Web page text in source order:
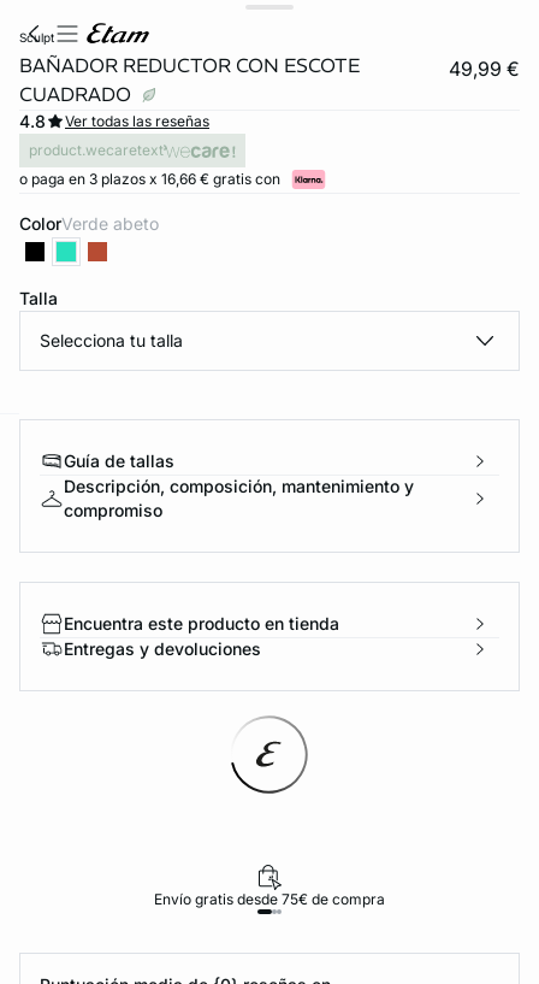
sculpt
BAÑADOR REDUCTOR CON ESCOTE
CUADRADO
49,99 €
4.8
Ver todas las reseñas
product.wecaretext
o paga en 3 plazos x 16,66 € gratis con
Color verde abeto
Talla
Selecciona tu talla
Guía de tallas
Descripción, composición, mantenimiento y
compromiso
Encuentra este producto en tienda
Entregas y devoluciones
Envío gratis desde 75€ de compra